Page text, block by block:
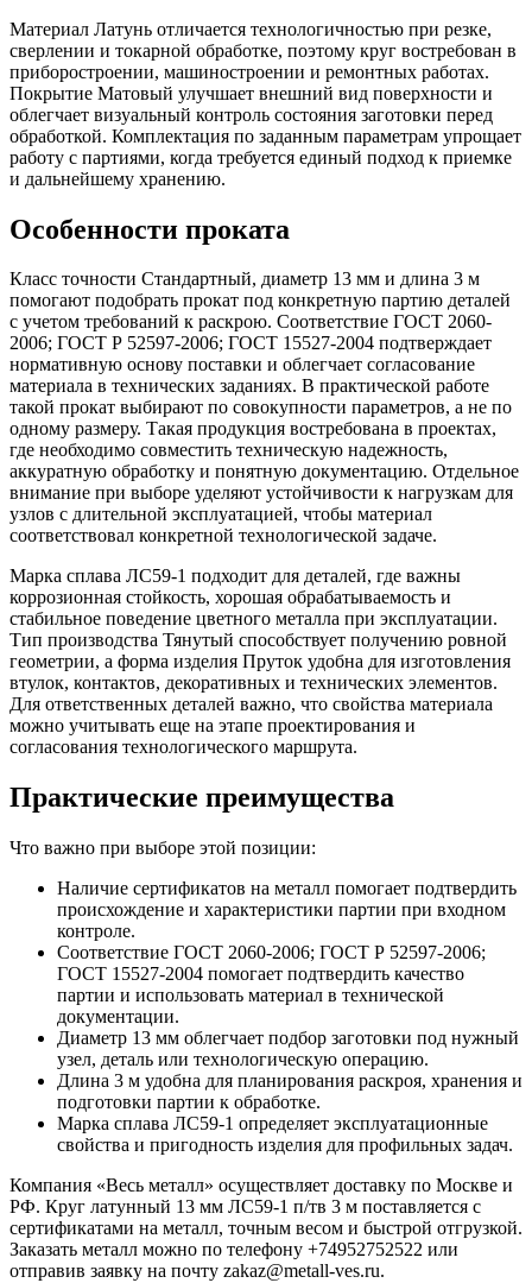
Материал Латунь отличается технологичностью при резке,
сверлении и токарной обработке, поэтому круг востребован в
приборостроении, машиностроении и ремонтных работах.
Покрытие Матовый улучшает внешний вид поверхности и
облегчает визуальный контроль состояния заготовки перед
обработкой. Комплектация по заданным параметрам упрощает
работу с партиями, когда требуется единый подход к приемке
и дальнейшему хранению.
Особенности проката
Класс точности Стандартный, диаметр 13 мм и длина 3 м
помогают подобрать прокат под конкретную партию деталей
с учетом требований к раскрою. Соответствие ГОСТ 2060-
2006; ГОСТ Р 52597-2006; ГОСТ 15527-2004 подтверждает
нормативную основу поставки и облегчает согласование
материала в технических заданиях. В практической работе
такой прокат выбирают по совокупности параметров, а не по
одному размеру. Такая продукция востребована в проектах,
где необходимо совместить техническую надежность,
аккуратную обработку и понятную документацию. Отдельное
внимание при выборе уделяют устойчивости к нагрузкам для
узлов с длительной эксплуатацией, чтобы материал
соответствовал конкретной технологической задаче.
Марка сплава ЛС59-1 подходит для деталей, где важны
коррозионная стойкость, хорошая обрабатываемость и
стабильное поведение цветного металла при эксплуатации.
Тип производства Тянутый способствует получению ровной
геометрии, а форма изделия Пруток удобна для изготовления
втулок, контактов, декоративных и технических элементов.
Для ответственных деталей важно, что свойства материала
можно учитывать еще на этапе проектирования и
согласования технологического маршрута.
Практические преимущества
Что важно при выборе этой позиции:
Наличие сертификатов на металл помогает подтвердить
происхождение и характеристики партии при входном
контроле.
Соответствие ГОСТ 2060-2006; ГОСТ Р 52597-2006;
ГОСТ 15527-2004 помогает подтвердить качество
партии и использовать материал в технической
документации.
Диаметр 13 мм облегчает подбор заготовки под нужный
узел, деталь или технологическую операцию.
Длина 3 м удобна для планирования раскроя, хранения и
подготовки партии к обработке.
Марка сплава ЛС59-1 определяет эксплуатационные
свойства и пригодность изделия для профильных задач.
Компания «Весь металл» осуществляет доставку по Москве и
РФ. Круг латунный 13 мм ЛС59-1 п/тв 3 м поставляется с
сертификатами на металл, точным весом и быстрой отгрузкой.
Заказать металл можно по телефону +74952752522 или
отправив заявку на почту zakaz@metall-ves.ru.